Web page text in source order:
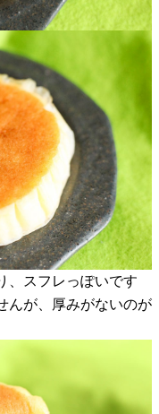
、スフレっぽいです
んが、厚みがないのが